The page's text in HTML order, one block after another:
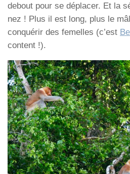
debout pour se déplacer. Et la
nez ! Plus il est long, plus le
conquérir des femelles (c’est
content !).